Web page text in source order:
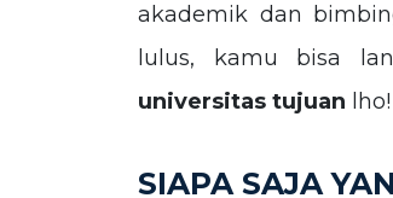
akademik dan
lulus, kamu bisa
universitas tujuan lho!
SIAPA SAJA